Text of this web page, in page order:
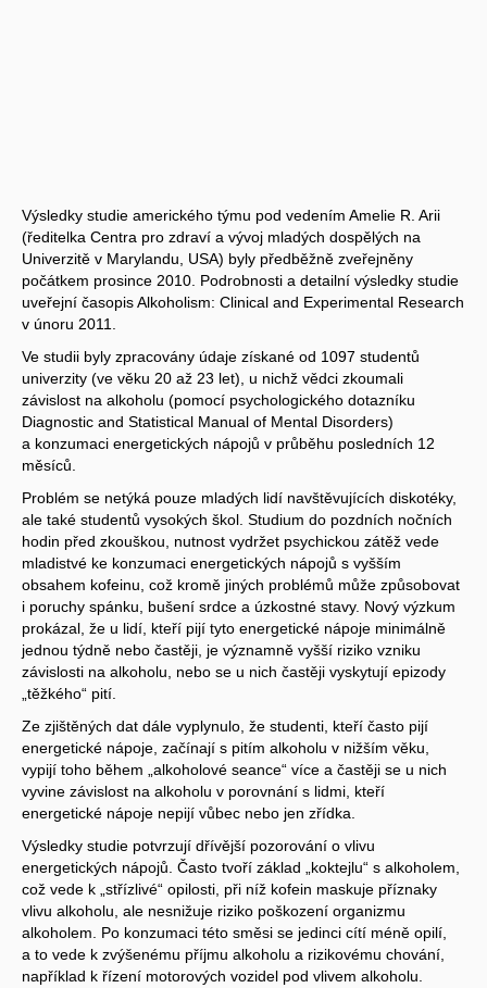
Výsledky studie amerického týmu pod vedením Amelie R. Arii
(ředitelka Centra pro zdraví a vývoj mladých dospělých na
Univerzitě v Marylandu, USA) byly předběžně zveřejněny
počátkem prosince 2010. Podrobnosti a detailní výsledky studie
uveřejní časopis Alkoholism: Clinical and Experimental Research
v únoru 2011.
Ve studii byly zpracovány údaje získané od 1097 studentů
univerzity (ve věku 20 až 23 let), u nichž vědci zkoumali
závislost na alkoholu (pomocí psychologického dotazníku
Diagnostic and Statistical Manual of Mental Disorders)
a konzumaci energetických nápojů v průběhu posledních 12
měsíců.
Problém se netýká pouze mladých lidí navštěvujících diskotéky,
ale také studentů vysokých škol. Studium do pozdních nočních
hodin před zkouškou, nutnost vydržet psychickou zátěž vede
mladistvé ke konzumaci energetických nápojů s vyšším
obsahem kofeinu, což kromě jiných problémů může způsobovat
i poruchy spánku, bušení srdce a úzkostné stavy. Nový výzkum
prokázal, že u lidí, kteří pijí tyto energetické nápoje minimálně
jednou týdně nebo častěji, je významně vyšší riziko vzniku
závislosti na alkoholu, nebo se u nich častěji vyskytují epizody
„těžkého“ pití.
Ze zjištěných dat dále vyplynulo, že studenti, kteří často pijí
energetické nápoje, začínají s pitím alkoholu v nižším věku,
vypijí toho během „alkoholové seance“ více a častěji se u nich
vyvine závislost na alkoholu v porovnání s lidmi, kteří
energetické nápoje nepijí vůbec nebo jen zřídka.
Výsledky studie potvrzují dřívější pozorování o vlivu
energetických nápojů. Často tvoří základ „koktejlu“ s alkoholem,
což vede k „střízlivé“ opilosti, při níž kofein maskuje příznaky
vlivu alkoholu, ale nesnižuje riziko poškození organizmu
alkoholem. Po konzumaci této směsi se jedinci cítí méně opilí,
a to vede k zvýšenému příjmu alkoholu a rizikovému chování,
například k řízení motorových vozidel pod vlivem alkoholu.